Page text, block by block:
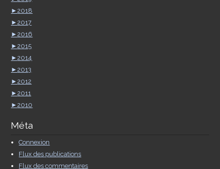
►2018
►2017
►2016
►2015
►2014
►2013
►2012
►2011
►2010
Méta
Connexion
Flux des publications
Flux des commentaires